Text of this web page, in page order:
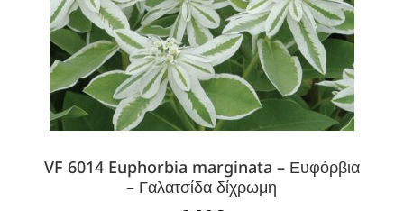
VF 6014 Euphorbia marginata – Ευφόρβια
– Γαλατσίδα δίχρωμη